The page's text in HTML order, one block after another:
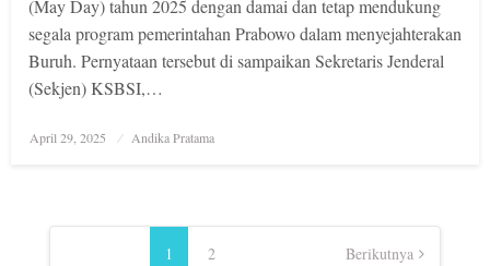
(May Day) tahun 2025 dengan damai dan tetap mendukung
segala program pemerintahan Prabowo dalam menyejahterakan
Buruh. Pernyataan tersebut di sampaikan Sekretaris Jenderal
(Sekjen) KSBSI,…
Posted
April 29, 2025 Andika Pratama
Navigasi
1 2 Berikutnya